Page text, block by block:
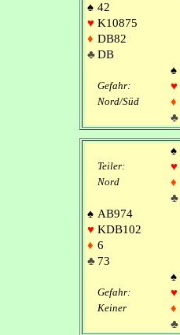
♠ 42
♥ K10875
♦ DB82
♣DB
♠
Gefahr: ♥
Nord/Süd
♦
♣
♠
Teiler: ♥
Nord ♦
♣
♠ AB974
♥ KDB102
♦ 6
♣ 73
♠
Gefahr: ♥
Keiner
♦
♣